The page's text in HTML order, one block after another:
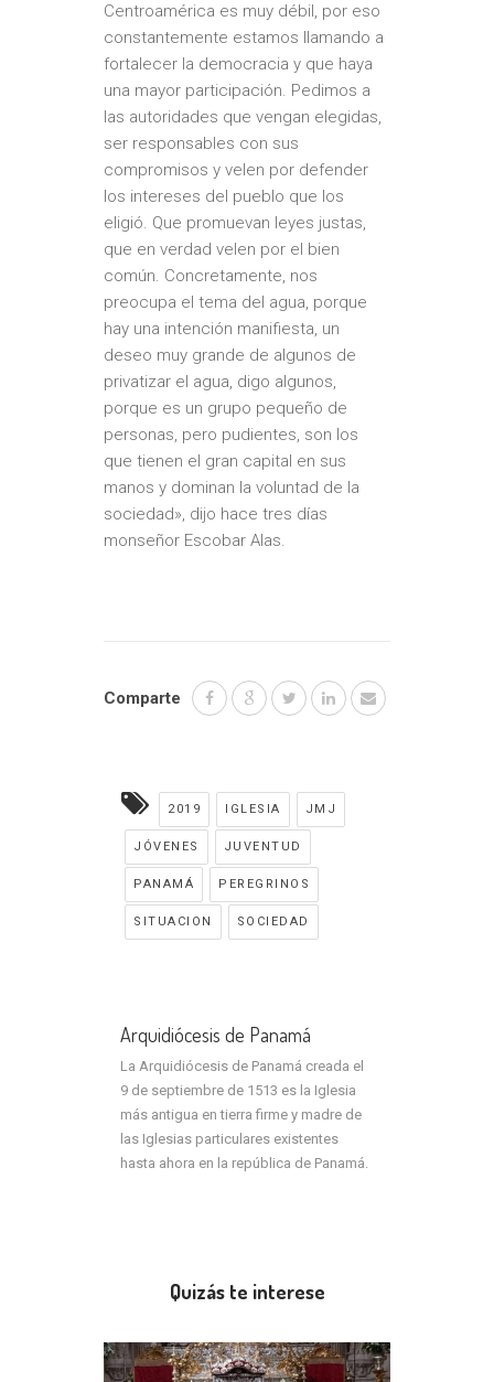
Centroamérica es muy débil, por eso
constantemente estamos llamando a
fortalecer la democracia y que haya
una mayor participación. Pedimos a
las autoridades que vengan elegidas,
ser responsables con sus
compromisos y velen por defender
los intereses del pueblo que los
eligió. Que promuevan leyes justas,
que en verdad velen por el bien
común. Concretamente, nos
preocupa el tema del agua, porque
hay una intención manifiesta, un
deseo muy grande de algunos de
privatizar el agua, digo algunos,
porque es un grupo pequeño de
personas, pero pudientes, son los
que tienen el gran capital en sus
manos y dominan la voluntad de la
sociedad», dijo hace tres días
monseñor Escobar Alas.
Comparte
2019 IGLESIA JMJ
JÓVENES JUVENTUD
PANAMÁ PEREGRINOS
SITUACION SOCIEDAD
Arquidiócesis de Panamá
La Arquidiócesis de Panamá creada el
9 de septiembre de 1513 es la Iglesia
más antigua en tierra firme y madre de
las Iglesias particulares existentes
hasta ahora en la república de Panamá.
Quizás te interese